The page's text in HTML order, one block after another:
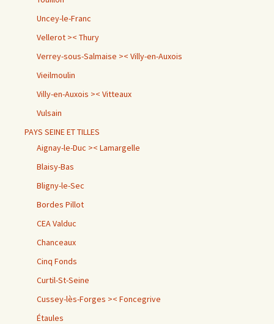
Uncey-le-Franc
Vellerot >< Thury
Verrey-sous-Salmaise >< Villy-en-Auxois
Vieilmoulin
Villy-en-Auxois >< Vitteaux
Vulsain
PAYS SEINE ET TILLES
Aignay-le-Duc >< Lamargelle
Blaisy-Bas
Bligny-le-Sec
Bordes Pillot
CEA Valduc
Chanceaux
Cinq Fonds
Curtil-St-Seine
Cussey-lès-Forges >< Foncegrive
Étaules